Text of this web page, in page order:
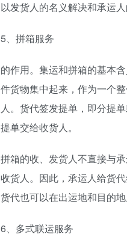
以发货人的名义解决和承运人
5、拼箱服务
的作用。集运和拼箱的基本
件货物集中起来，作为一个
人。货代签发提单，即分提
提单交给收货人。
拼箱的收、发货人不直接与
收货人。因此，承运人给货
货代也可以在出运地和目的
6、多式联运服务